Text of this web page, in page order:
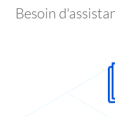
Besoin